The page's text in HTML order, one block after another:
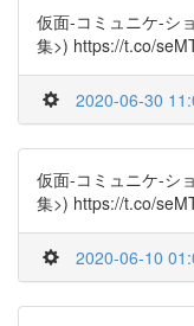
仮面-コミュニケ-シ
集>) https://t.co/
2020-06-30
仮面-コミュニケ-シ
集>) https://t.co/
2020-06-10